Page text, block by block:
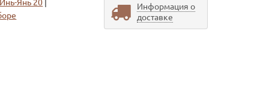
Инь-Янь 20
Информация о
доставке